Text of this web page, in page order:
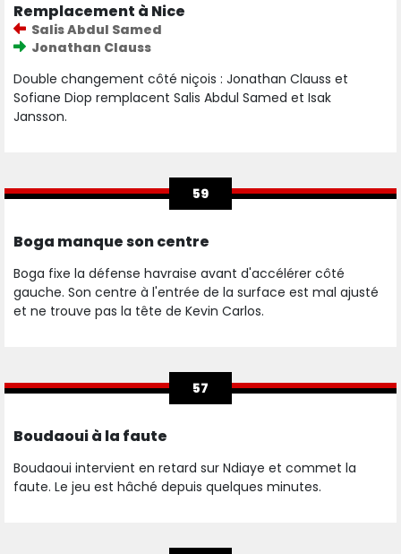
Remplacement à Nice
Salis Abdul Samed
Jonathan Clauss
Double changement côté niçois : Jonathan Clauss et
Sofiane Diop remplacent Salis Abdul Samed et Isak
Jansson.
59
Boga manque son centre
Boga fixe la défense havraise avant d'accélérer côté
gauche. Son centre à l'entrée de la surface est mal ajusté
et ne trouve pas la tête de Kevin Carlos.
57
Boudaoui à la faute
Boudaoui intervient en retard sur Ndiaye et commet la
faute. Le jeu est hâché depuis quelques minutes.